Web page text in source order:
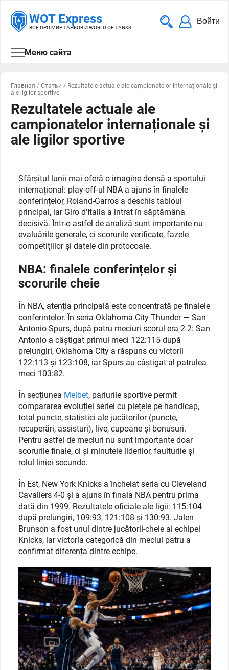
WOT Express
ВСЁ ПРО МИР ТАНКОВ И WORLD OF TANKS
Войти
Меню сайта
Главная / Статьи / Rezultatele actuale ale campionatelor internaționale și
ale ligilor sportive
Rezultatele actuale ale
campionatelor internaționale și
ale ligilor sportive
Sfârșitul lunii mai oferă o imagine densă a sportului
internațional: play-off-ul NBA a ajuns în finalele
conferințelor, Roland-Garros a deschis tabloul
principal, iar Giro d’Italia a intrat în săptămâna
decisivă. Într-o astfel de analiză sunt importante nu
evaluările generale, ci scorurile verificate, fazele
competițiilor și datele din protocoale.
NBA: finalele conferințelor și
scorurile cheie
În NBA, atenția principală este concentrată pe finalele
conferințelor. În seria Oklahoma City Thunder — San
Antonio Spurs, după patru meciuri scorul era 2-2: San
Antonio a câștigat primul meci 122:115 după
prelungiri, Oklahoma City a răspuns cu victorii
122:113 și 123:108, iar Spurs au câștigat al patrulea
meci 103:82.
În secțiunea Melbet, pariurile sportive permit
compararea evoluției seriei cu piețele pe handicap,
total puncte, statistici ale jucătorilor (puncte,
recuperări, assisturi), live, cupoane și bonusuri.
Pentru astfel de meciuri nu sunt importante doar
scorurile finale, ci și minutele liderilor, faulturile și
rolul liniei secunde.
În Est, New York Knicks a încheiat seria cu Cleveland
Cavaliers 4-0 și a ajuns în finala NBA pentru prima
dată din 1999. Rezultatele oficiale ale ligii: 115:104
după prelungiri, 109:93, 121:108 și 130:93. Jalen
Brunson a fost unul dintre jucătorii-cheie ai echipei
Knicks, iar victoria categorică din meciul patru a
confirmat diferența dintre echipe.